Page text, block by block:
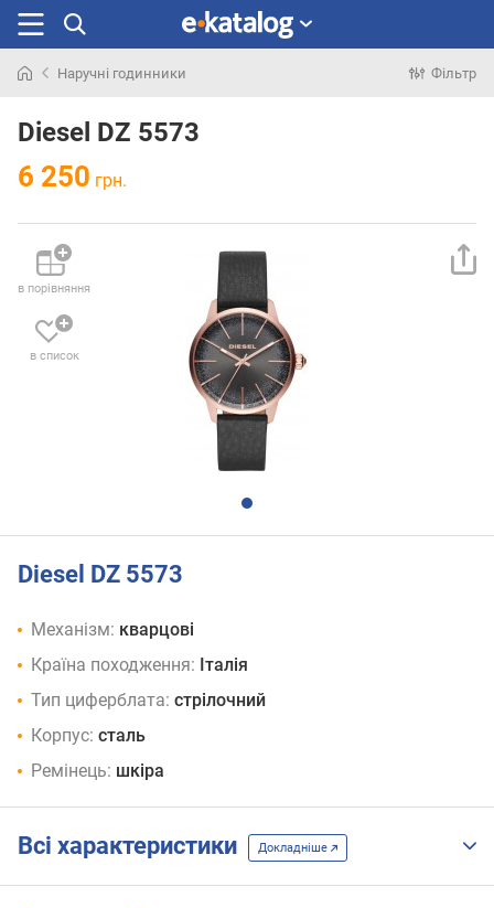
раніше
Наручні годинники Фільтр
Diesel DZ 5573
6 250 грн.
в порівняння
в список
Diesel DZ 5573
Механізм: кварцові
Країна походження: Італія
Тип циферблата: стрілочний
Корпус: сталь
Ремінець: шкіра
Всі характеристики Докладніше